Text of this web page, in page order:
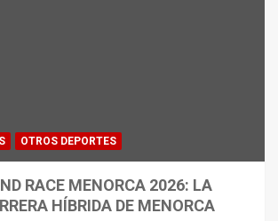
OTROS DEPORTES
RACE MENORCA 2026: LA
HÍBRIDA DE MENORCA